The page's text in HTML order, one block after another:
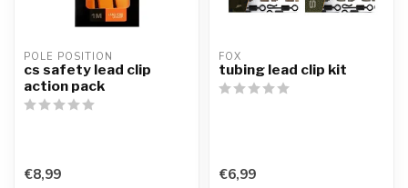
POLE POSITION
cs safety lead clip
action pack
€8,99
FOX
tubing lead clip kit
€6,99